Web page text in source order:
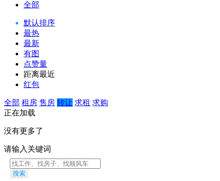
全部
默认排序
最热
最新
有图
点赞量
距离最近
红包
全部 租房 售房 转让 求租 求购
正在加载
没有更多了
请输入关键词
搜索